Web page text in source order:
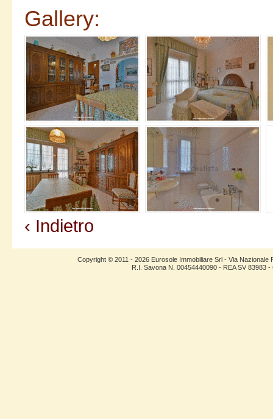
Gallery:
‹ Indietro
Copyright © 2011 - 2026 Eurosole Immobiliare Srl - Via Nazionale
R.I. Savona N. 00454440090 - REA SV 83983